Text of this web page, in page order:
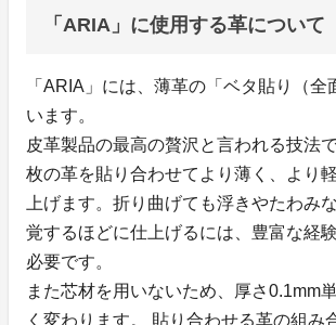
「ARIA」に使用する革について
「ARIA」には、薄革の「ベタ貼り（全
います。
皮革製品の最高の贅沢と言われる技法
枚の革を貼り合わせてより薄く、より
上げます。折り曲げても浮きやたわみ
覚するほどに仕上げるには、豊富な経
必要です。
また芯材を用いないため、厚さ0.1mm
く変わります。 貼り合わせる革の組み